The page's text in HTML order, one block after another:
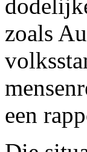
zoals
een